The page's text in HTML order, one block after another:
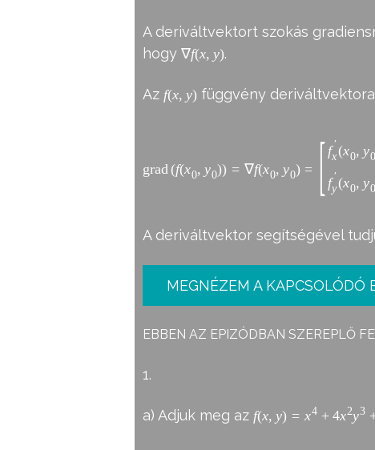
A deriváltvektort szokás
hogy ∇f(x, y).
Az f(x, y) függvény
grad (f(x0, y0)) = ∇f(x0, y0) = [ f ′
x(x0, y
f ′
y(x0, y
A deriváltvektor segítségével
MEGNÉZEM A KAPCSOLÓDÓ
EBBEN AZ EPIZÓDBAN SZEREPLŐ
1.
a) Adjuk meg az f(x, y) = x4 + 4x2y3